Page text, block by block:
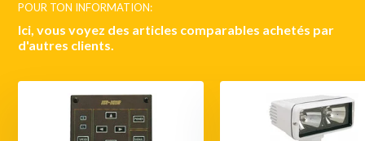
POUR TON INFORMATION:
Ici, vous voyez des articles comparables achetés par
d'autres clients.